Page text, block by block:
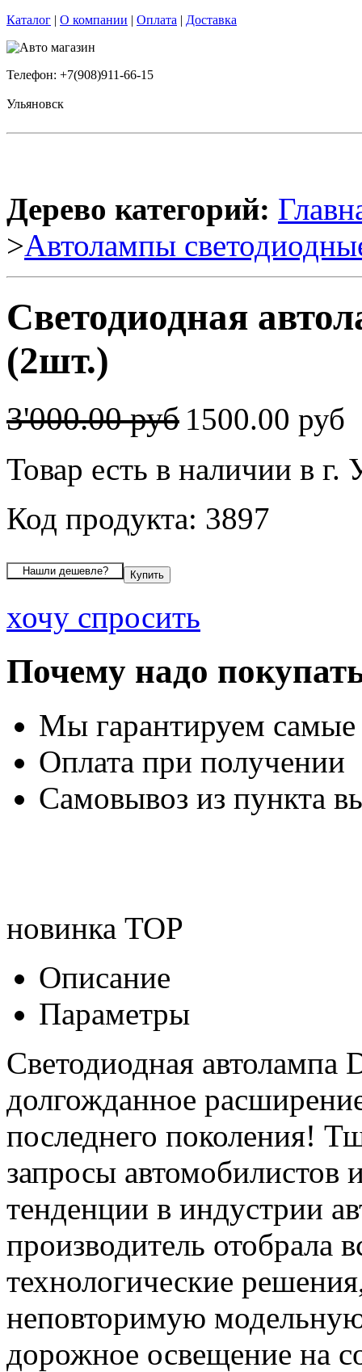
Каталог | О компании | Оплата | Доставка
Телефон: +7(908)911-66-15
Ульяновск
Дерево категорий:
>Автолампы
Светодиодная
(2шт.)
3'000.00 руб 1500.00 руб
Товар есть в наличии в г.
Код продукта: 3897
хочу спросить
Почему надо
Мы гарантируем
Оплата при получении
Самовывоз из пункта
новинка TOP
Описание
Параметры
Светодиодная
долгожданное
последнего поколения!
запросы автомобилистов
тенденции в индустрии
производитель отобрала
технологические
неповторимую
дорожное освещение на